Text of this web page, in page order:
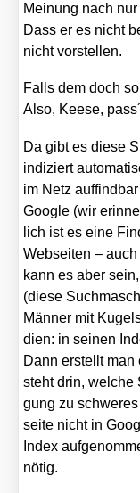
Mei­nung nach
Dass er es nicht
nicht vor­stel­len.
Falls dem doch
Also, Kee­se,
Da gibt es die­se
indi­ziert
im Netz
Goog­le (wir
lich ist es eine
Web­sei­ten –
kann es aber
(die­se
Män­ner mit
di­en: in sei­nen
Dann erstellt
steht drin,
gung zu
sei­te nicht in
Index
nötig.